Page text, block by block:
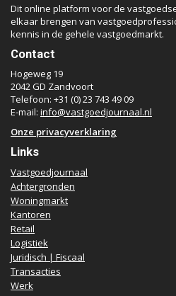
Dit online platform voor de
elkaar brengen van
kennis in de gehele vastgoedmarkt.
Contact
Hogeweg 19
2042 GD Zandvoort
Telefoon: +31 (0) 23 743 49 09
E-mail: info@vastgoedjournaal.nl
Onze privacyverklaring
Links
Vastgoedjournaal
Achtergronden
Woningmarkt
Kantoren
Retail
Logistiek
Juridisch | Fiscaal
Transacties
Werk